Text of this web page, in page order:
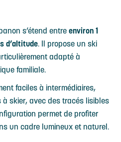
s’étend entre environ 1
d’altitude. Il propose un ski
adapté à
familiale.
faciles à intermédiaires,
skier, avec des tracés lisibles
permet de profiter
un cadre lumineux et naturel.